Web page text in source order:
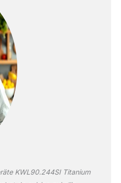
KWL90.244SI Titanium